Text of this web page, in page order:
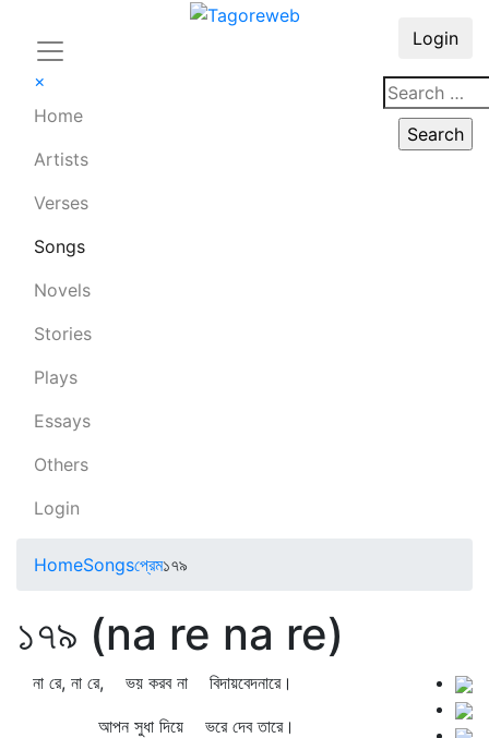
×
Home
Artists
Verses
Songs
Novels
Stories
Plays
Essays
Others
Login
Login
HomeSongsপ্রেম১৭৯
১৭৯ (na re na re)
না রে, না রে, ভয় করব না বিদায়বেদনারে।
আপন সুধা দিয়ে ভরে দেব তারে।